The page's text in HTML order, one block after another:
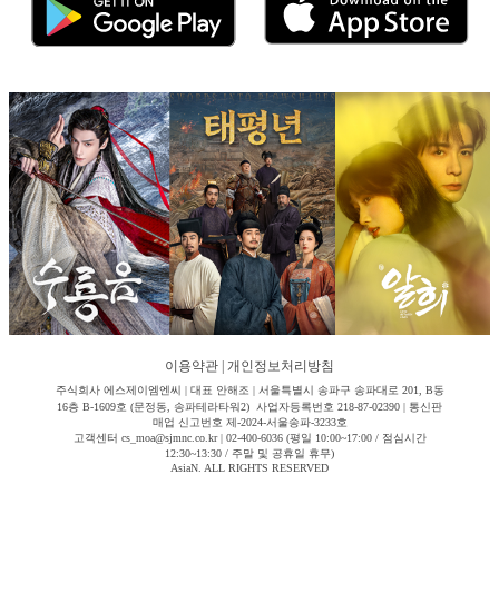
이용약관 개인정보처리방침
주식회사 에스제이엠엔씨 | 대표 안해조 | 서울특별시 송파구 송파대로 201, B동
16층 B-1609호 (문정동, 송파테라타워2) 사업자등록번호 218-87-02390 | 통신판
매업 신고번호 제-2024-서울송파-3233호
고객센터 cs_moa@sjmnc.co.kr | 02-400-6036 (평일 10:00~17:00 / 점심시간
12:30~13:30 / 주말 및 공휴일 휴무)
AsiaN. ALL RIGHTS RESERVED